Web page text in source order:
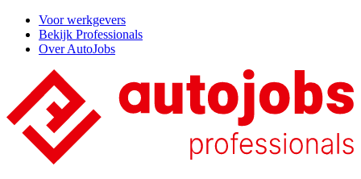
Voor werkgevers
Bekijk Professionals
Over AutoJobs